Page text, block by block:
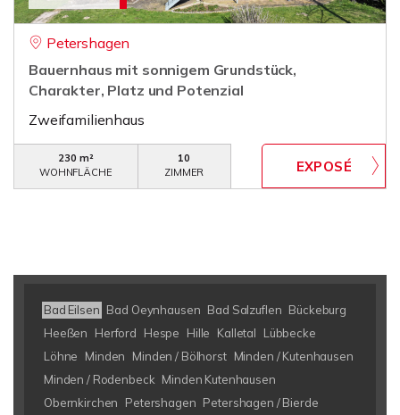
Petershagen
Bauernhaus mit sonnigem Grundstück,
Charakter, Platz und Potenzial
Zweifamilienhaus
230 m²
WOHNFLÄCHE
10
ZIMMER
Bad Eilsen Bad Oeynhausen Bad Salzuflen Bückeburg
Heeßen
Herford Hespe Hille Kalletal
Lübbecke
Löhne
Minden Minden / Bölhorst Minden / Kutenhausen
Minden / Rodenbeck Minden Kutenhausen
Obernkirchen
Petershagen Petershagen / Bierde